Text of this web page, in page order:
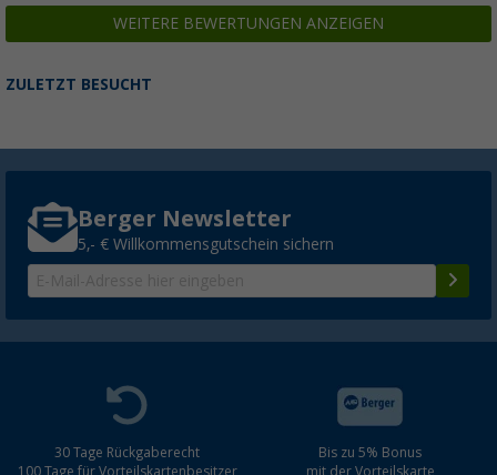
WEITERE BEWERTUNGEN ANZEIGEN
ZULETZT BESUCHT
Berger Newsletter
5,- € Willkommensgutschein sichern
30 Tage Rückgaberecht
Bis zu 5% Bonus